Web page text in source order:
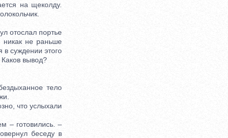
на щеколду.
отослал портье
никак не раньше
суждении этого
вывод?
тело
что услыхали
– готовились. –
беседу в